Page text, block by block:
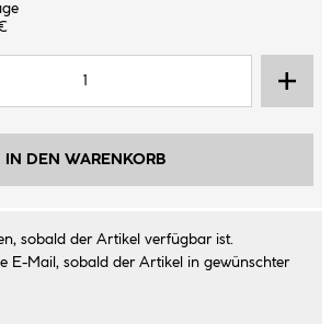
IN DEN WARENKORB
sobald der Artikel verfügbar ist.
E-Mail, sobald der Artikel in gewünschter